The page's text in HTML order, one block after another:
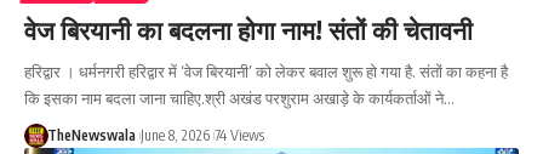
वेज बिरयानी का बदलना होगा नाम! संतों की चेतावनी
हरिद्वार । धर्मनगरी हरिद्वार में ‘वेज बिरयानी’ को लेकर बवाल शुरू हो गया है. संतों का कहना है
कि इसका नाम बदला जाना चाहिए.श्री अखंड परशुराम अखाड़े के कार्यकर्ताओं ने…
TheNewswala June 8, 2026 74 Views